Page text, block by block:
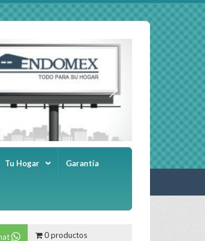
Tu Hogar Garantía
0 productos